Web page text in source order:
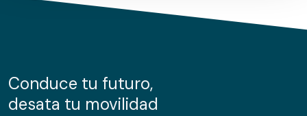
de cookies.
información sobre el uso que haga del sitio web con
nuestros partners de redes sociales, publicidad y análisis
Conduce tu futuro,
desata tu movilidad